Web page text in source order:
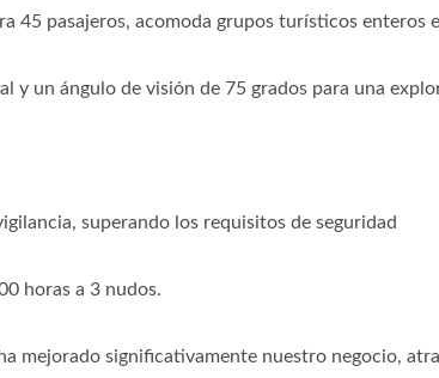
45 pasajeros, acomoda grupos turísticos enteros
y un ángulo de visión de 75 grados para una
superando los requisitos de seguridad
horas a 3 nudos.
mejorado significativamente nuestro negocio,